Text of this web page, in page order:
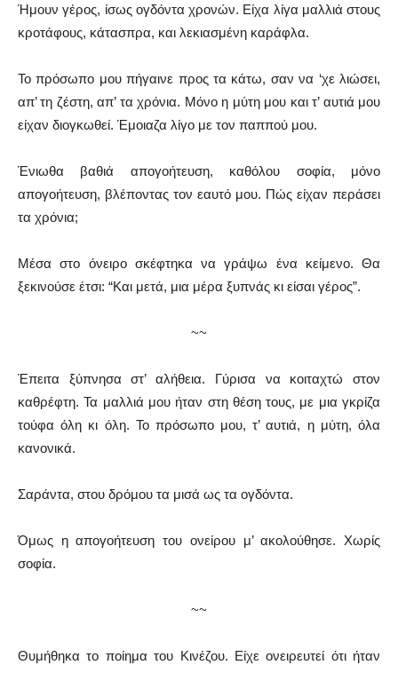
Ήμουν γέρος, ίσως ογδόντα χρονών. Είχα λίγα μαλλιά στους
κροτάφους, κάτασπρα, και λεκιασμένη καράφλα.
Το πρόσωπο μου πήγαινε προς τα κάτω, σαν να ‘χε λιώσει,
απ’ τη ζέστη, απ’ τα χρόνια. Μόνο η μύτη μου και τ’ αυτιά μου
είχαν διογκωθεί. Έμοιαζα λίγο με τον παππού μου.
Ένιωθα βαθιά απογοήτευση, καθόλου σοφία, μόνο
απογοήτευση, βλέποντας τον εαυτό μου. Πώς είχαν περάσει
τα χρόνια;
Μέσα στο όνειρο σκέφτηκα να γράψω ένα κείμενο. Θα
ξεκινούσε έτσι: “Και μετά, μια μέρα ξυπνάς κι είσαι γέρος”.
~~
Έπειτα ξύπνησα στ’ αλήθεια. Γύρισα να κοιταχτώ στον
καθρέφτη. Τα μαλλιά μου ήταν στη θέση τους, με μια γκρίζα
τούφα όλη κι όλη. Το πρόσωπο μου, τ’ αυτιά, η μύτη, όλα
κανονικά.
Σαράντα, στου δρόμου τα μισά ως τα ογδόντα.
Όμως η απογοήτευση του ονείρου μ’ ακολούθησε. Χωρίς
σοφία.
~~
Θυμήθηκα το ποίημα του Κινέζου. Είχε ονειρευτεί ότι ήταν